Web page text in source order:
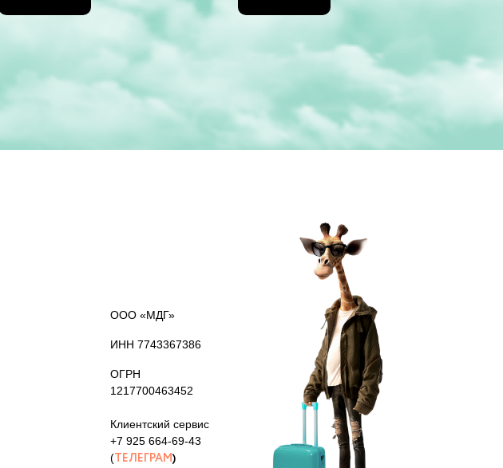
ООО «МДГ»
ИНН 7743367386
ОГРН
1217700463452
Клиентский сервис
+7 925 664-69-43
(ТЕЛЕГРАМ)